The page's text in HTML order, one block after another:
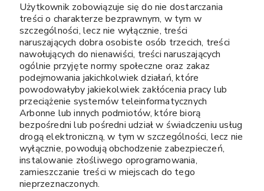
Użytkownik zobowiązuje się do nie dostarczania
treści o charakterze bezprawnym, w tym w
szczególności, lecz nie wyłącznie, treści
naruszających dobra osobiste osób trzecich, treści
nawołujących do nienawiści, treści naruszających
ogólnie przyjęte normy społeczne oraz zakaz
podejmowania jakichkolwiek działań, które
powodowałyby jakiekolwiek zakłócenia pracy lub
przeciążenie systemów teleinformatycznych
Arbonne lub innych podmiotów, które biorą
bezpośredni lub pośredni udział w świadczeniu usług
drogą elektroniczną, w tym w szczególności, lecz nie
wyłącznie, powodują obchodzenie zabezpieczeń,
instalowanie złośliwego oprogramowania,
zamieszczanie treści w miejscach do tego
nieprzeznaczonych.